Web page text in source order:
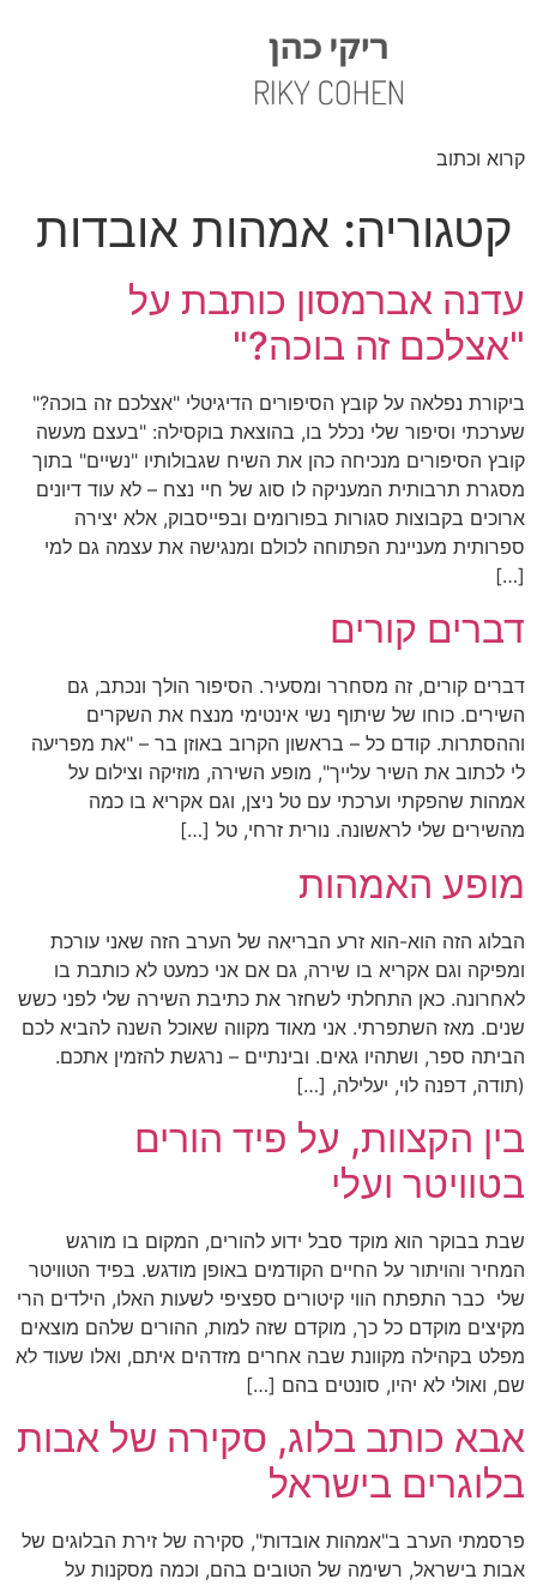
קרוא וכתוב
קטגוריה: אמהות אובדות
עדנה אברמסון כותבת על
"אצלכם זה בוכה?"
ביקורת נפלאה על קובץ הסיפורים הדיגיטלי "אצלכם זה בוכה?"
שערכתי וסיפור שלי נכלל בו, בהוצאת בוקסילה: "בעצם מעשה
קובץ הסיפורים מנכיחה כהן את השיח שגבולותיו "נשיים" בתוך
מסגרת תרבותית המעניקה לו סוג של חיי נצח – לא עוד דיונים
ארוכים בקבוצות סגורות בפורומים ובפייסבוק, אלא יצירה
ספרותית מעניינת הפתוחה לכולם ומנגישה את עצמה גם למי
[…]
דברים קורים
דברים קורים, זה מסחרר ומסעיר. הסיפור הולך ונכתב, גם
השירים. כוחו של שיתוף נשי אינטימי מנצח את השקרים
וההסתרות. קודם כל – בראשון הקרוב באוזן בר – "את מפריעה
לי לכתוב את השיר עלייך", מופע השירה, מוזיקה וצילום על
אמהות שהפקתי וערכתי עם טל ניצן, וגם אקריא בו כמה
מהשירים שלי לראשונה. נורית זרחי, טל […]
מופע האמהות
הבלוג הזה הוא-הוא זרע הבריאה של הערב הזה שאני עורכת
ומפיקה וגם אקריא בו שירה, גם אם אני כמעט לא כותבת בו
לאחרונה. כאן התחלתי לשחזר את כתיבת השירה שלי לפני כשש
שנים. מאז השתפרתי. אני מאוד מקווה שאוכל השנה להביא לכם
הביתה ספר, ושתהיו גאים. ובינתיים – נרגשת להזמין אתכם.
(תודה, דפנה לוי, יעלילה, […]
בין הקצוות, על פיד הורים
בטוויטר ועלי
שבת בבוקר הוא מוקד סבל ידוע להורים, המקום בו מורגש
המחיר והויתור על החיים הקודמים באופן מודגש. בפיד הטוויטר
שלי כבר התפתח הווי קיטורים ספציפי לשעות האלו, הילדים הרי
מקיצים מוקדם כל כך, מוקדם שזה למות, ההורים שלהם מוצאים
מפלט בקהילה מקוונת שבה אחרים מזדהים איתם, ואלו שעוד לא
שם, ואולי לא יהיו, סונטים בהם […]
אבא כותב בלוג, סקירה של אבות
בלוגרים בישראל
פרסמתי הערב ב"אמהות אובדות", סקירה של זירת הבלוגים של
אבות בישראל, רשימה של הטובים בהם, וכמה מסקנות על